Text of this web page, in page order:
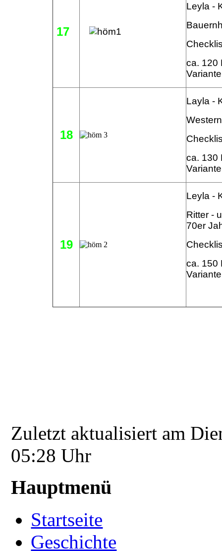
17
Leyla -
ca. 120
18
Layla -
ca. 130
19
Leyla -
Ritter -
70er
ca. 150
Zuletzt aktualisiert am
05:28 Uhr
Hauptmenü
Startseite
Geschichte